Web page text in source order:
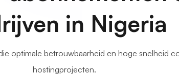
in Nigeria
optimale betrouwbaarheid en hoge snelheid
hostingprojecten.